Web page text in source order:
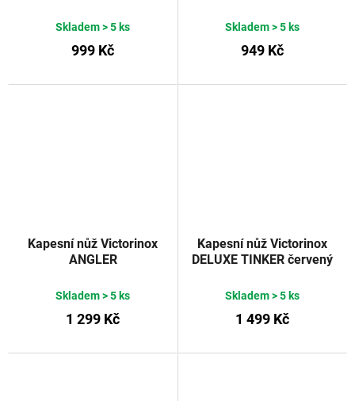
Skladem> 5 ks
999 Kč
Skladem> 5 ks
949 Kč
Kapesní nůž Victorinox
ANGLER
Skladem> 5 ks
1 299 Kč
Kapesní nůž Victorinox
DELUXE TINKER červený
Skladem> 5 ks
1 499 Kč